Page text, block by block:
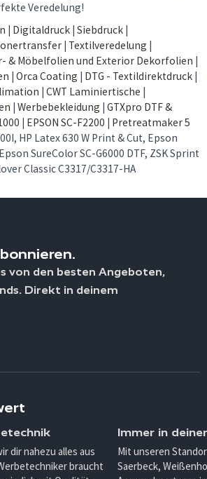
Veredelung!
Digitaldruck Siebdruck
Textilveredelung
& Möbelfolien und Exterior Dekorfolien
Orca Coating DTG - Textildirektdruck
CWT Laminiertische
Werbebekleidung GTXpro DTF &
EPSON SC-F2200
Pretreatmaker 5
HP Latex 630 W Print & Cut, Epson
SureColor SC-G6000 DTF, ZSK Sprint
Classic C3317/C3317-HA
von den besten Angeboten,
Direkt in deinem
dir nahezu alles aus
braucht
Immer in
Mit unseren
Saerbeck,